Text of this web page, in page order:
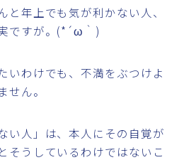
年上でも気が利かない人、
ですが。(*´ω｀)
いわけでも、不満をぶつけよ
せん。
い人」は、本人にその自覚が
そうしているわけではないこ